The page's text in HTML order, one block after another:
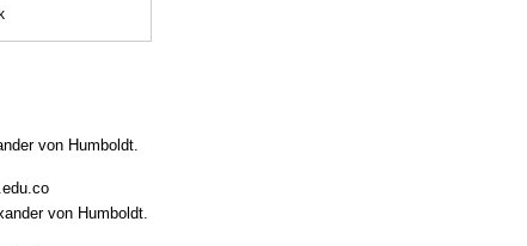
von Humboldt.
von Humboldt.